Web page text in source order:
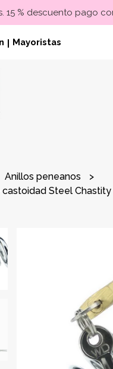
15 % descuento pago
Mayoristas
Anillos peneanos
castoidad Steel Chastity